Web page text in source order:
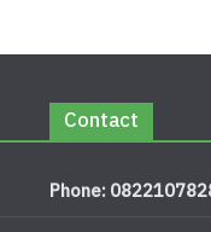
Contact
Phone: